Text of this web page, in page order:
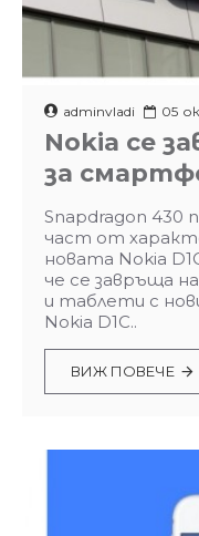
adminvladi 05
Nokia се
за
Snapdragon 430
част от
новата Nokia
че се завръща
и таблети с
Nokia D1C..
ВИЖ ПОВЕЧЕ